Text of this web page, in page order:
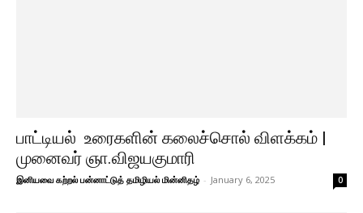
பாட்டியல் உரைகளின் கலைச்சொல் விளக்கம் |
முனைவர் ஞா.விஜயகுமாரி
இனியவை கற்றல் பன்னாட்டுத் தமிழியல் மின்னிதழ் - January 6, 2025 0